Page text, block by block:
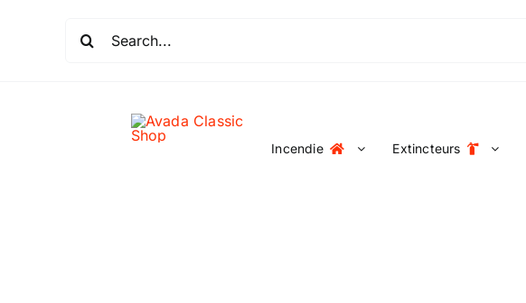
Incendie Extincteurs